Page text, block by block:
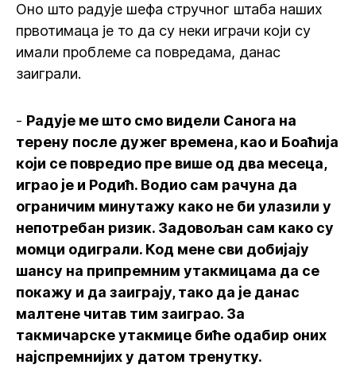
Оно што радује шефа стручног штаба наших
првотимаца је то да су неки играчи који су
имали проблеме са повредама, данас
заиграли.
- Радује ме што смо видели Санога на
терену после дужег времена, као и Боаћија
који се повредио пре више од два месеца,
играо је и Родић. Водио сам рачуна да
ограничим минутажу како не би улазили у
непотребан ризик. Задовољан сам како су
момци одиграли. Код мене сви добијају
шансу на припремним утакмицама да се
покажу и да заиграју, тако да је данас
малтене читав тим заиграо. За
такмичарске утакмице биће одабир оних
најспремнијих у датом тренутку.